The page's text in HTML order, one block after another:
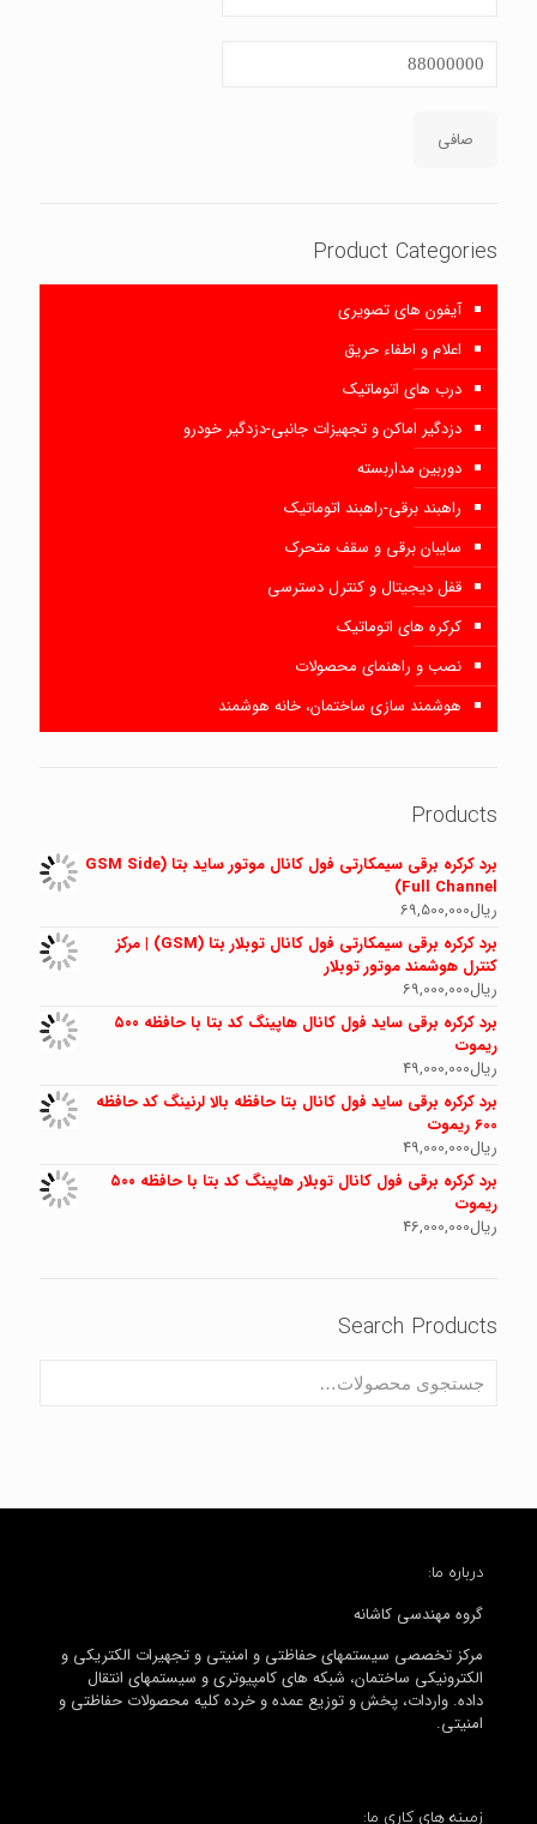
قيمت
صافی
Product Categories
آیفون های تصویری
اعلام و اطفاء حریق
درب های اتوماتیک
دزدگیر اماکن و تجهیزات جانبی-دزدگیر خودرو
دوربین مداربسته
راهبند برقی-راهبند اتوماتیک
سایبان برقی و سقف متحرک
قفل دیجیتال و کنترل دسترسی
کرکره های اتوماتیک
نصب و راهنمای محصولات
هوشمند سازی ساختمان، خانه هوشمند
Products
برد کرکره برقی سیمکارتی فول کانال موتور ساید بتا (GSM Side
Full Channel)
ریال69,500,000
برد کرکره برقی سیمکارتی فول کانال توبلار بتا (GSM) | مرکز
کنترل هوشمند موتور توبلار
ریال69,000,000
برد کرکره برقی ساید فول کانال هاپینگ کد بتا با حافظه ۵۰۰
ریموت
ریال49,000,000
برد کرکره برقی ساید فول کانال بتا حافظه بالا لرنینگ کد حافظه
600 ریموت
ریال49,000,000
برد کرکره برقی فول کانال توبلار هاپینگ کد بتا با حافظه ۵۰۰
ریموت
ریال46,000,000
Search Products
درباره ما:
گروه مهندسی کاشانه
مرکز تخصصی سیستمهای حفاظتی و امنیتی و تجهیرات الکتریکی و
الکترونیکی ساختمان، شبکه های کامپیوتری و سیستمهای انتقال
داده. واردات، پخش و توزیع عمده و خرده کلیه محصولات حفاظتی و
امنیتی.
زمینه های کاری ما: